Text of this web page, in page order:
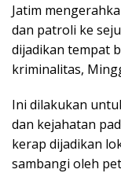
Jatim
dan patroli ke
dijadikan tempat
kriminalitas,
Ini dilakukan
dan kejahatan
kerap dijadikan
sambangi oleh